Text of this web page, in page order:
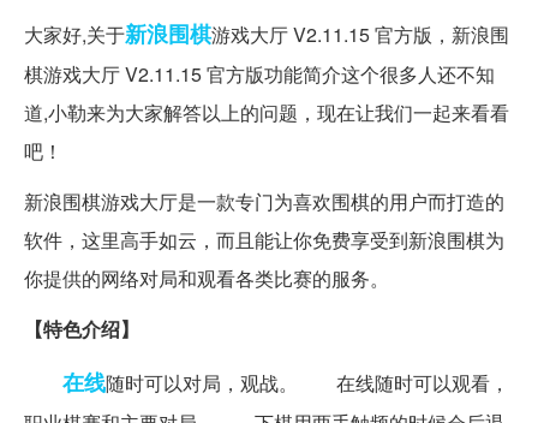
大家好,关于新浪围棋游戏大厅 V2.11.15 官方版，新浪围
棋游戏大厅 V2.11.15 官方版功能简介这个很多人还不知
道,小勒来为大家解答以上的问题，现在让我们一起来看看
吧！
新浪围棋游戏大厅是一款专门为喜欢围棋的用户而打造的
软件，这里高手如云，而且能让你免费享受到新浪围棋为
你提供的网络对局和观看各类比赛的服务。
【特色介绍】
在线随时可以对局，观战。 在线随时可以观看，